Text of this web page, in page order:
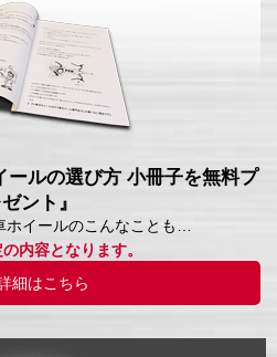
ールの選び方 小冊子を無料プ
ント』
イールのこんなことも…
内容となります。
細はこちら